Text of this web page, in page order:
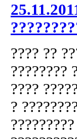
???? ??
????????
????
?